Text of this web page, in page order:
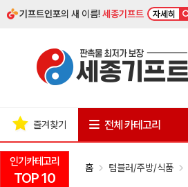
기프트인포의 새 이름!세종기프트 자세히
인기카테고리
TOP 10
즐겨찾기 전체 카테고리
홈 텀블러/주방/식품